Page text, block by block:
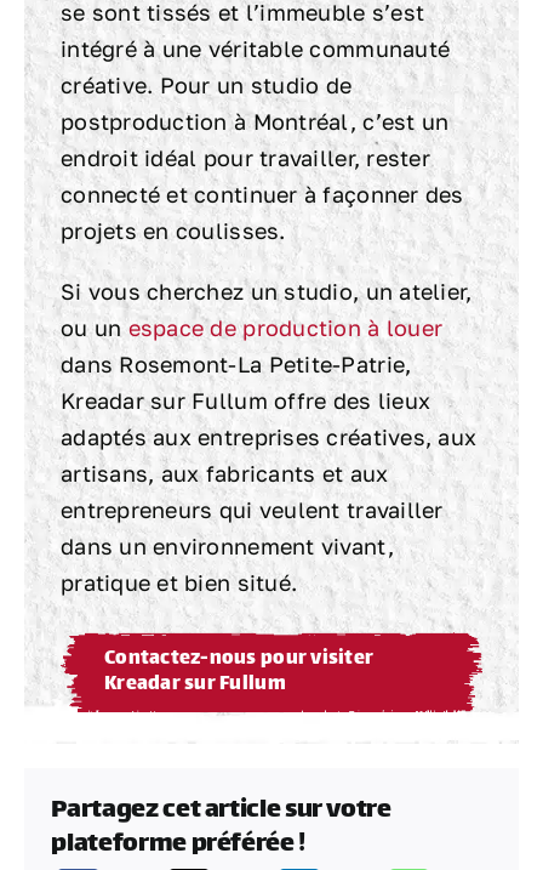
se sont tissés et l’immeuble s’est
intégré à une véritable communauté
créative. Pour un studio de
postproduction à Montréal, c’est un
endroit idéal pour travailler, rester
connecté et continuer à façonner des
projets en coulisses.
Si vous cherchez un studio, un atelier,
ou un espace de production à louer
dans Rosemont-La Petite-Patrie,
Kreadar sur Fullum offre des lieux
adaptés aux entreprises créatives, aux
artisans, aux fabricants et aux
entrepreneurs qui veulent travailler
dans un environnement vivant,
pratique et bien situé.
Contactez-nous pour visiter
Kreadar sur Fullum
Partagez cet article sur votre
plateforme préférée !